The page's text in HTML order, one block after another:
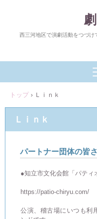
西三河地区で演劇活動をつづけ
トップ › Ｌｉｎｋ
Ｌｉｎｋ
パートナー団体の皆
●知立市文化会館「パティ
https://patio-chiryu.com/
公演、稽古場にいつも利